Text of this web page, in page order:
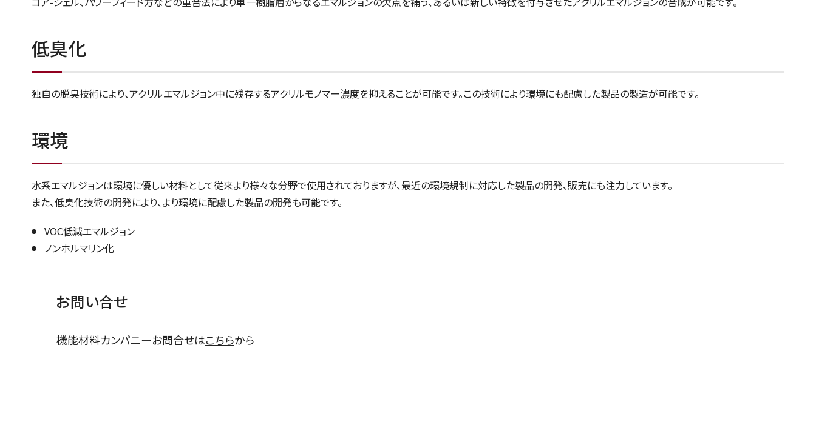
低臭化
独自の脱臭技術により、アクリルエマルジョン中に残存するアクリルモノマー濃度を抑えることが可能です。この技術により環境にも配慮した製品の製造が可能です。
環境
水系エマルジョンは環境に優しい材料として従来より様々な分野で使用されておりますが、最近の環境規制に対応した製品の開発、販売にも注力しています。
また、低臭化技術の開発により、より環境に配慮した製品の開発も可能です。
VOC低減エマルジョン
ノンホルマリン化
お問い合せ
機能材料カンパニーお問合せはこちらから